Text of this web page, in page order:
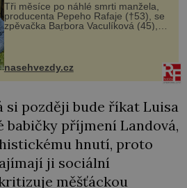
Tři měsíce po náhlé smrti manžela,
producenta Pepeho Rafaje (†53), se
zpěvačka Barbora Vaculíková (45),
dcera Petry Černocké (75), poprvé
ozvala veřejnosti. Na sociální síti
sdílela, že se snaží fung...
nasehvezdy.cz
si později bude říkat Luisa
babičky příjmení Landová,
hnutí, proto
ji sociální
měšťáckou